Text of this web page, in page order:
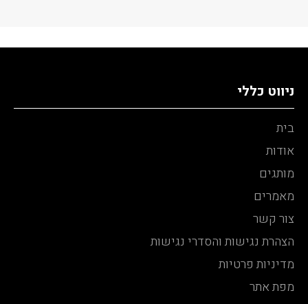
ניווט כללי
בית
אודות
מותגים
מאמרים
צור קשר
הצהרת נגישות והסדרי נגישות
מדיניות פרטיות
מפת אתר